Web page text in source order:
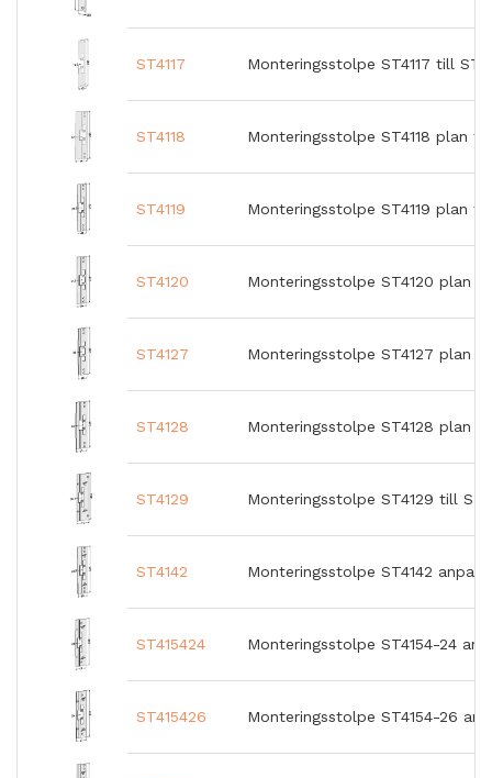
ST4117 Monteringsstolpe ST4117 till
ST4118 Monteringsstolpe ST4118 plan
ST4119 Monteringsstolpe ST4119 plan
ST4120 Monteringsstolpe ST4120 plan
ST4127 Monteringsstolpe ST4127 plan
ST4128 Monteringsstolpe ST4128 plan
ST4129 Monteringsstolpe ST4129 till
ST4142 Monteringsstolpe ST4142
ST415424 Monteringsstolpe ST4154-24
ST415426 Monteringsstolpe ST4154-26